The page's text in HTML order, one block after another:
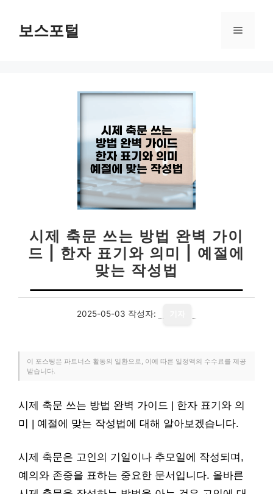
보스포털 메
시제 축문 쓰는 방법 완벽 가이
드 | 한자 표기와 의미 | 예절에
맞는 작성법
2025-05-03 작성자:
이 포스팅은 파트너스 활동의 일환으로, 이에 따른 일정액의 수수료를 제공
받습니다.
시제 축문 쓰는 방법 완벽 가이드 | 한자 표기와 의
미 | 예절에 맞는 작성법에 대해 알아보겠습니다.
시제 축문은 고인의 기일이나 추모일에 작성되며,
예의와 존중을 표하는 중요한 문서입니다. 올바른